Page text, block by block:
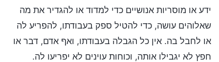
ידע או מוסריות אנושיים כדי למדוד או להגדיר את מה
שאלוהים עושה, כדי להטיל ספק בעבודתו, להפריע לה
או לחבל בה. אין כל הגבלה בעבודתו, ואף אדם, דבר או
חפץ לא יגבילו אותה, וכוחות עוינים לא יפריעו לה.